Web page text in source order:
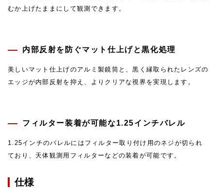
むか上げたままにして観測できます。
内部反射を防ぐマット仕上げと黒化処理
美しいマット仕上げのアルミ製鏡筒と、黒く縁取られたレンズの
エッジが内部反射を抑え、よりクリアな視界を実現します。
フィルター装着が可能な1.25インチバレル
1.25インチのバレルにはフィルター取り付け用のネジが切られ
ており、天体観測用フィルターなどの装着が可能です。
仕様